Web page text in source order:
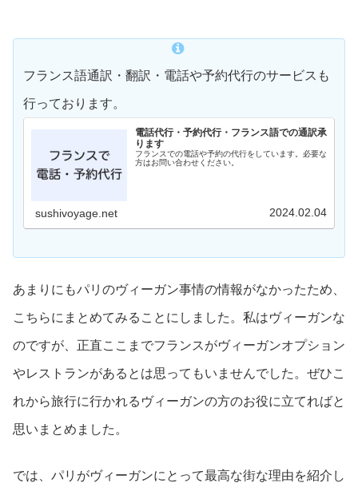
フランス語通訳・翻訳・電話や予約代行のサービスも
行っております。
電話代行・予約代行・フランス語での通訳承
ります
フランスでの電話や予約の代行をしています。必要な
方はお問い合わせください。
sushivoyage.net 2024.02.04
あまりにもパリのヴィーガン事情の情報がなかったため、
こちらにまとめてみることにしました。私はヴィーガンな
のですが、正直ここまでフランスがヴィーガンオプション
やレストランがあるとは思ってもいませんでした。ぜひこ
れから旅行に行かれるヴィーガンの方のお役に立てればと
思いまとめました。
では、パリがヴィーガンにとって最高な街な理由を紹介し